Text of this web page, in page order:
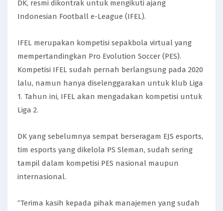
DK, resmi dikontrak untuk mengikuti ajang
Indonesian Football e-League (IFEL).
IFEL merupakan kompetisi sepakbola virtual yang
mempertandingkan Pro Evolution Soccer (PES).
Kompetisi IFEL sudah pernah berlangsung pada 2020
lalu, namun hanya diselenggarakan untuk klub Liga
1. Tahun ini, IFEL akan mengadakan kompetisi untuk
Liga 2.
DK yang sebelumnya sempat berseragam EJS esports,
tim esports yang dikelola PS Sleman, sudah sering
tampil dalam kompetisi PES nasional maupun
internasional.
“Terima kasih kepada pihak manajemen yang sudah